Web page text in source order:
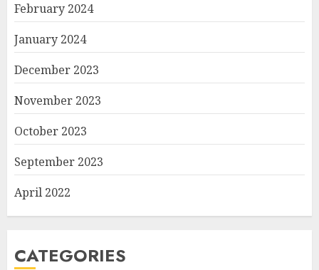
February 2024
January 2024
December 2023
November 2023
October 2023
September 2023
April 2022
CATEGORIES